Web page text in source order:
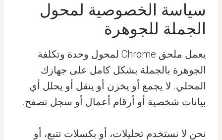
سياسة الخصوصية لمحول
الجملة للجوهرة
يعمل ملحق Chrome لمحول وحدة وتكلفة
الجوهرة بالجملة بشكل كامل على جهازك
المحلي. لا يجمع أو يخزن أو ينقل أو يحلل أي
بيانات شخصية أو أرقام أعمال أو سجل تصفح.
نحن لا نستخدم تحليلات، أو بكسلات تتبع، أو